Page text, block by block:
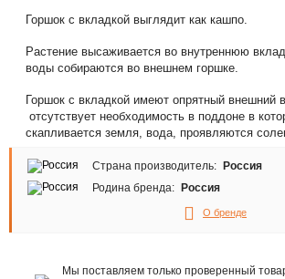
Горшок с вкладкой выглядит как кашпо.
Растение высаживается во внутреннюю
воды собираются во внешнем горшке.
Горшок с вкладкой имеют опрятный внешний
отсутствует необходимость в поддоне в
скапливается земля, вода, проявляются
Страна производитель:
Россия
Родина бренда:
Россия
О бренде
Мы поставляем только проверенный